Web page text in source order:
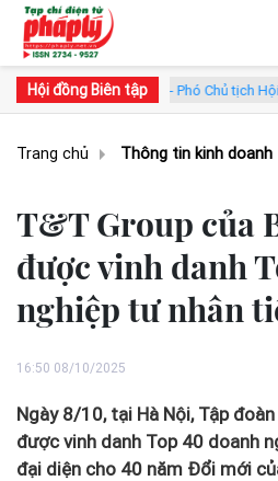
Hội đồng Biên tập
Lý - Phó Chủ tịch Hội đồng
Trang chủ Thông tin kinh doanh
T&T Group của
được vinh danh
nghiệp tư nhân
16:50 08/10/2025
Ngày 8/10, tại Hà Nội, Tập
được vinh danh Top 40 doanh
đại diện cho 40 năm Đổi mới